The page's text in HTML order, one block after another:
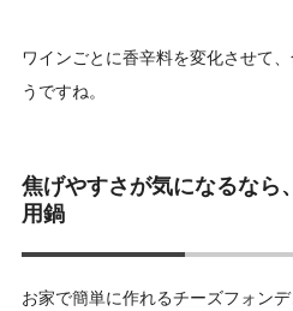
ワインごとに香辛料を変化させて
うですね。
焦げやすさが気になるなら
用鍋
お家で簡単に作れるチーズフォン